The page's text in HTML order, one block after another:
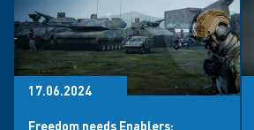
17.06.2024
Freedom needs Enablers: